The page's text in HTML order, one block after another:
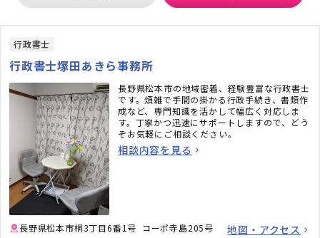
行政書士
行政書士塚田あきら事務所
長野県松本市の地域密着、経験豊富な行政書士
です。煩雑で手間の掛かる行政手続き、書類作
成など、専門知識を活かして幅広く対応しま
す。丁寧かつ迅速にサポートしますので、どう
ぞお気軽にご相談ください。
相談内容を見る
長野県松本市桐3丁目6番1号 コーポ寺島205号 地図・アクセス